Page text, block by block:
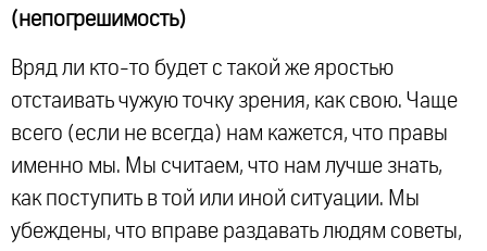
(непогрешимость)
Вряд ли кто-то будет с такой же яростью
отстаивать чужую точку зрения, как свою. Чаще
всего (если не всегда) нам кажется, что правы
именно мы. Мы считаем, что нам лучше знать,
как поступить в той или иной ситуации. Мы
убеждены, что вправе раздавать людям советы,